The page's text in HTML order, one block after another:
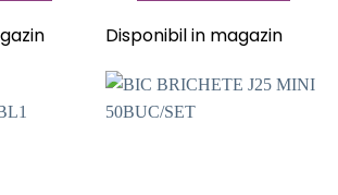
Disponibil in magazin